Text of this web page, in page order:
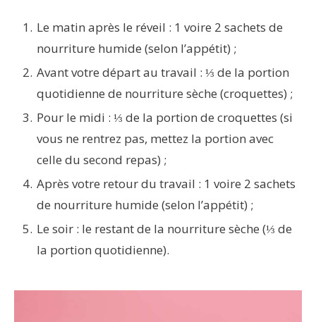
Le matin après le réveil : 1 voire 2 sachets de
nourriture humide (selon l’appétit) ;
Avant votre départ au travail : ⅓ de la portion
quotidienne de nourriture sèche (croquettes) ;
Pour le midi : ⅓ de la portion de croquettes (si
vous ne rentrez pas, mettez la portion avec
celle du second repas) ;
Après votre retour du travail : 1 voire 2 sachets
de nourriture humide (selon l’appétit) ;
Le soir : le restant de la nourriture sèche (⅓ de
la portion quotidienne).